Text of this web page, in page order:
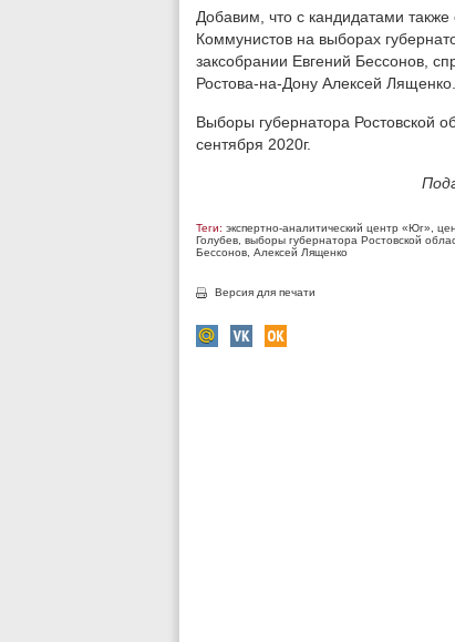
Добавим, что с кандидатами
Коммунистов на выборах
заксобрании Евгений Бессонов,
Ростова-на-Дону Алексей Лященко.
Выборы губернатора Ростовской
сентября 2020г.
Теги: экспертно-аналитический центр «Юг»
Голубев выборы губернатора Ростовской
Бессонов Алексей Лященко
Версия для печати